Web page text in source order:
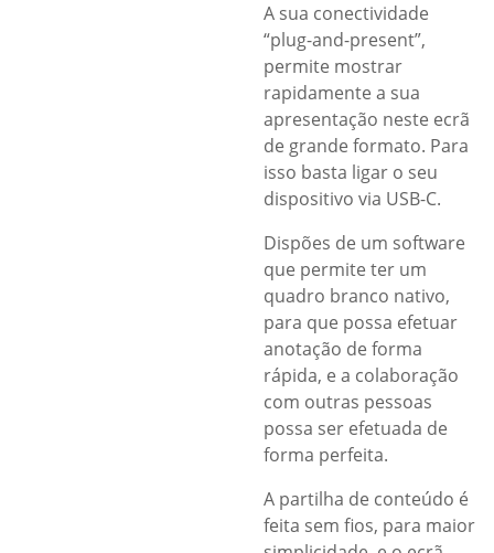
A sua conectividade
“plug-and-present”,
permite mostrar
rapidamente a sua
apresentação neste ecrã
de grande formato. Para
isso basta ligar o seu
dispositivo via USB-C.
Dispões de um software
que permite ter um
quadro branco nativo,
para que possa efetuar
anotação de forma
rápida, e a colaboração
com outras pessoas
possa ser efetuada de
forma perfeita.
A partilha de conteúdo é
feita sem fios, para maior